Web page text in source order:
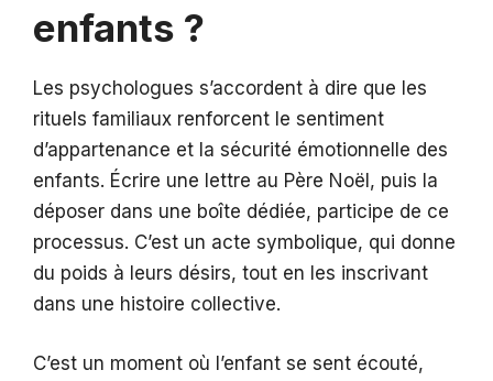
enfants ?
Les psychologues s’accordent à dire que les
rituels familiaux renforcent le sentiment
d’appartenance et la sécurité émotionnelle des
enfants. Écrire une lettre au Père Noël, puis la
déposer dans une boîte dédiée, participe de ce
processus. C’est un acte symbolique, qui donne
du poids à leurs désirs, tout en les inscrivant
dans une histoire collective.
C’est un moment où l’enfant se sent écouté,